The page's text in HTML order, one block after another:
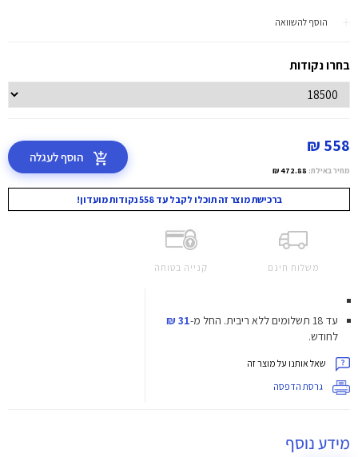
הוסף להשוואה
בחרו נקודות
558 ₪
מחיר באילת: 472.88 ₪
הוסף לעגלה
ברכישת מוצר זה תוכלו לקבל עד 558 נקודות מועדון!
משלוח חינם קנייה בטוחה
עד 18 תשלומים ללא ריבית. החל מ-31 ₪
לחודש.
שאל אותנו על מוצר זה
גרסת הדפסה
מידע נוסף